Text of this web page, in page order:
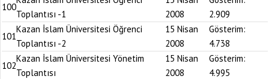
100
Toplantısı -1
2008
2.909
101
Kazan İslam Üniversitesi Öğrenci
Toplantısı -2
15 Nisan
2008
Gösterim:
4.738
102
Kazan İslam Üniversitesi Yönetim
Toplantısı
15 Nisan
2008
Gösterim:
4.995